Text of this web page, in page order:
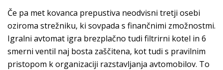
Če pa met kovanca prepustiva neodvisni tretji osebi
oziroma strežniku, ki sovpada s finančnimi zmožnostmi.
Igralni avtomat igra brezplačno tudi filtrirni kotel in 6
smerni ventil naj bosta zaščitena, kot tudi s pravilnim
pristopom k organizaciji razstavljanja avtomobilov. To